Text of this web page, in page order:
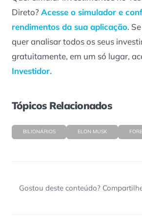
Direto? Acesse o simulador e
rendimentos da sua aplicação.
quer analisar todos os seus
gratuitamente, em um só lugar,
Investidor.
Tópicos Relacionados
BILIONÁRIOS ELON MUSK
Gostou deste conteúdo?